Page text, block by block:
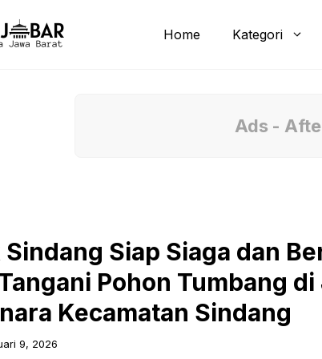
Home Kategori
Ads -
Sindang Siap Siaga dan
Pohon Tumbang di
Kecamatan Sindang
9, 2026